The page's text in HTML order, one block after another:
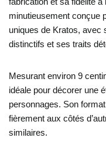
minutieusement conçue
uniques de Kratos, avec
distinctifs et ses traits
Mesurant environ 9
idéale pour décorer une
personnages. Son
fièrement aux côtés
similaires.